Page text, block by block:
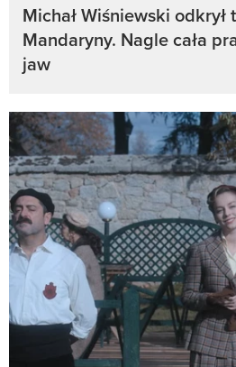
Michał Wiśniewski
Mandaryny. Nagle cała
jaw